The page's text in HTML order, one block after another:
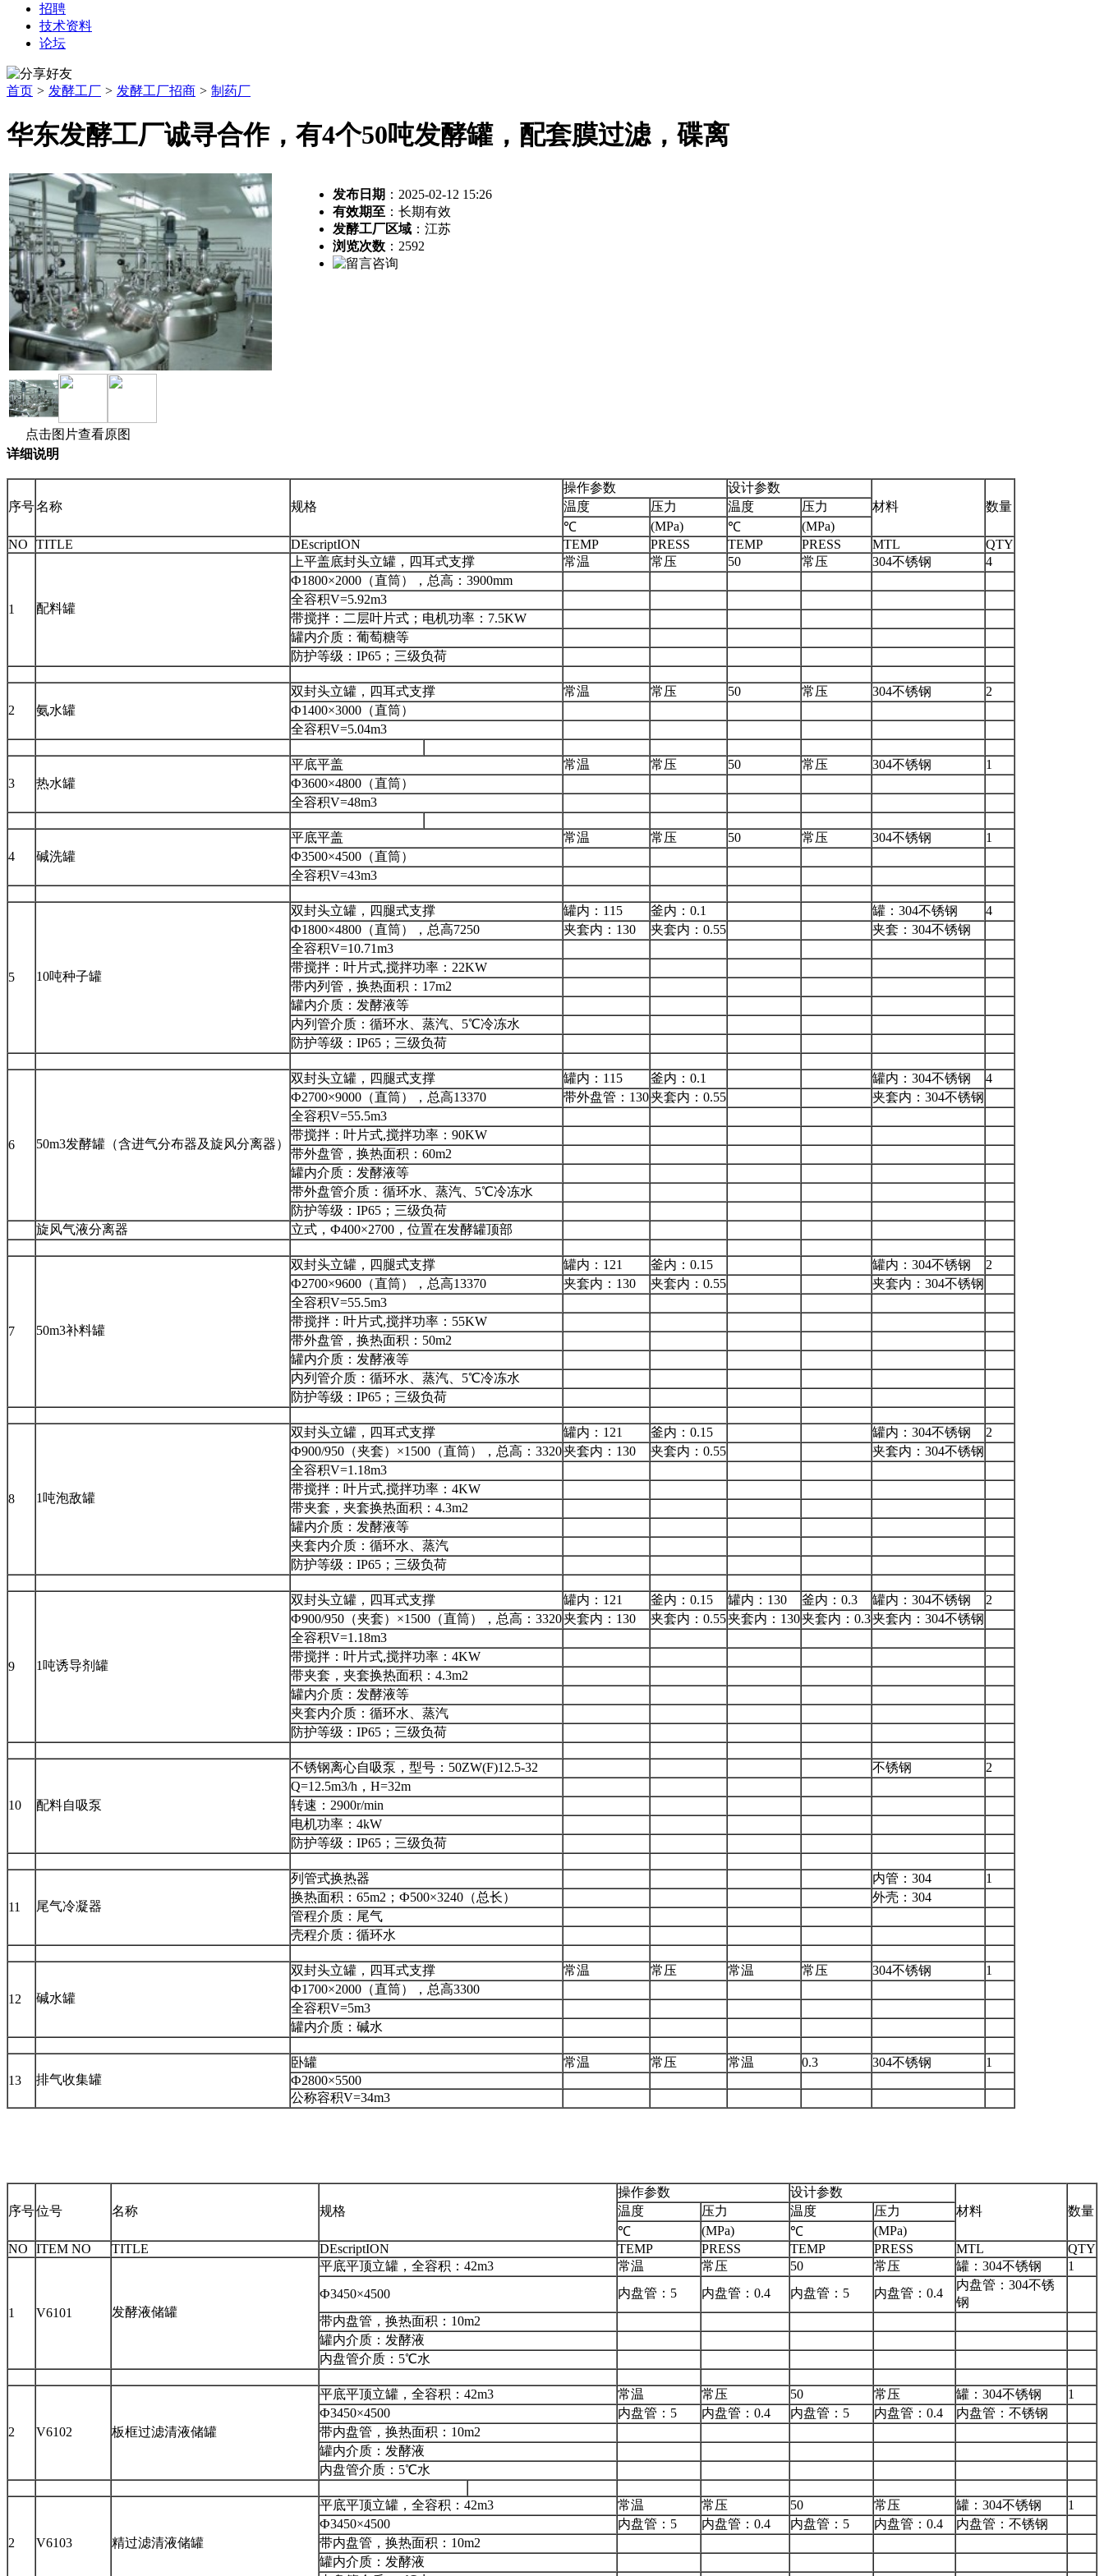
招聘
技术资料
论坛
首页 > 发酵工厂 > 发酵工厂招商 > 制药厂
华东发酵工厂诚寻合作，有4个50吨发酵罐，配套膜过滤，碟离
点击图片查看原图
发布日期 ：2025-02-12 15:26
有效期至 ：长期有效
发酵工厂区域 ：江苏
浏览次数 ： 2592
详细说明
序号名称 规格
操作参数
设计参数
材料
数量
温度 压力 温度
压力
℃
(MPa) ℃
(MPa)
NO
TITLE DEscriptION TEMP PRESS TEMP PRESS MTL QTY
1 配料罐
上平盖底封头立罐，四耳式支撑 常温 常压 50 常压 304不锈钢
4
Ф1800×2000（直筒），总高：3900mm
全容积V=5.92m3
带搅拌：二层叶片式；电机功率：7.5KW
罐内介质：葡萄糖等
防护等级：IP65；三级负荷
2 氨水罐
双封头立罐，四耳式支撑 常温 常压 50 常压 304不锈钢
2
Ф1400×3000（直筒）
全容积V=5.04m3
3 热水罐
平底平盖 常温 常压 50 常压 304不锈钢
1
Ф3600×4800（直筒）
全容积V=48m3
4 碱洗罐
平底平盖 常温 常压 50 常压 304不锈钢
1
Ф3500×4500（直筒）
全容积V=43m3
5 10吨种子罐
双封头立罐，四腿式支撑 罐内：115 釜内：0.1 罐：304不锈钢
4
Ф1800×4800（直筒），总高7250
夹套内：130 夹套内：0.55
夹套：304不锈钢
全容积V=10.71m3
带搅拌：叶片式,搅拌功率：22KW
带内列管，换热面积：17m2
罐内介质：发酵液等
内列管介质：循环水、蒸汽、5℃冷冻水
防护等级：IP65；三级负荷
6 50m3发酵罐（含进气分布器及旋风分离器）
双封头立罐，四腿式支撑 罐内：115 釜内：0.1 罐内：304不锈钢
4
Ф2700×9000（直筒），总高13370
带外盘管：130夹套内：0.55
夹套内：304不锈钢
全容积V=55.5m3
带搅拌：叶片式,搅拌功率：90KW
带外盘管，换热面积：60m2
罐内介质：发酵液等
带外盘管介质：循环水、蒸汽、5℃冷冻水
防护等级：IP65；三级负荷
旋风气液分离器
立式，Ф400×2700，位置在发酵罐顶部
7 50m3补料罐
双封头立罐，四腿式支撑 罐内：121 釜内：0.15 罐内：304不锈钢
2
Ф2700×9600（直筒），总高13370
夹套内：130 夹套内：0.55
夹套内：304不锈钢
全容积V=55.5m3
带搅拌：叶片式,搅拌功率：55KW
带外盘管，换热面积：50m2
罐内介质：发酵液等
内列管介质：循环水、蒸汽、5℃冷冻水
防护等级：IP65；三级负荷
8 1吨泡敌罐
双封头立罐，四耳式支撑 罐内：121 釜内：0.15 罐内：304不锈钢
2
Ф900/950（夹套）×1500（直筒），总高：3320夹套内：130 夹套内：0.55
夹套内：304不锈钢
全容积V=1.18m3
带搅拌：叶片式,搅拌功率：4KW
带夹套，夹套换热面积：4.3m2
罐内介质：发酵液等
夹套内介质：循环水、蒸汽
防护等级：IP65；三级负荷
9 1吨诱导剂罐
双封头立罐，四耳式支撑 罐内：121 釜内：0.15 罐内：130 釜内：0.3 罐内：304不锈钢
2
Ф900/950（夹套）×1500（直筒），总高：3320夹套内：130 夹套内：0.55夹套内：130夹套内：0.3夹套内：304不锈钢
全容积V=1.18m3
带搅拌：叶片式,搅拌功率：4KW
带夹套，夹套换热面积：4.3m2
罐内介质：发酵液等
夹套内介质：循环水、蒸汽
防护等级：IP65；三级负荷
10 配料自吸泵
不锈钢离心自吸泵，型号：50ZW(F)12.5-32 不锈钢
2
Q=12.5m3/h，H=32m
转速：2900r/min
电机功率：4kW
防护等级：IP65；三级负荷
11 尾气冷凝器
列管式换热器 内管：304
1
换热面积：65m2；Ф500×3240（总长）
外壳：304
管程介质：尾气
壳程介质：循环水
12 碱水罐
双封头立罐，四耳式支撑 常温 常压 常温 常压 304不锈钢
1
Ф1700×2000（直筒），总高3300
全容积V=5m3
罐内介质：碱水
13 排气收集罐
卧罐 常温 常压 常温 0.3 304不锈钢
1
Ф2800×5500
公称容积V=34m3
序号位号 名称 规格
操作参数
设计参数
材料
数量
温度 压力 温度
压力
℃
(MPa) ℃
(MPa)
NO
ITEM NO TITLE DEscriptION TEMP PRESS TEMP PRESS MTL QTY
1 V6101 发酵液储罐
平底平顶立罐，全容积：42m3 常温 常压 50 常压 罐：304不锈钢
1
Ф3450×4500
内盘管：5 内盘管：0.4 内盘管：5 内盘管：0.4
内盘管：304不锈
钢
带内盘管，换热面积：10m2
罐内介质：发酵液
内盘管介质：5℃水
2 V6102 板框过滤清液储罐
平底平顶立罐，全容积：42m3 常温 常压 50 常压 罐：304不锈钢
1
Ф3450×4500
内盘管：5 内盘管：0.4 内盘管：5 内盘管：0.4
内盘管：不锈钢
带内盘管，换热面积：10m2
罐内介质：发酵液
内盘管介质：5℃水
2 V6103 精过滤清液储罐
平底平顶立罐，全容积：42m3 常温 常压 50 常压 罐：304不锈钢
1
Ф3450×4500
内盘管：5 内盘管：0.4 内盘管：5 内盘管：0.4
内盘管：不锈钢
带内盘管，换热面积：10m2
罐内介质：发酵液